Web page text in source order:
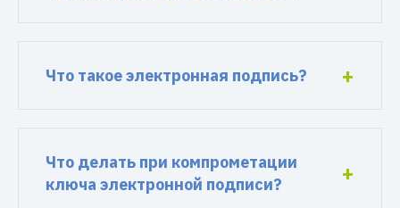
Что такое электронная подпись?
Что делать при компрометации
ключа электронной подписи?